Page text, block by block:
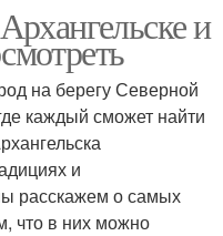
и
на берегу Северной
каждый сможет найти
и
расскажем о самых
что в них можно